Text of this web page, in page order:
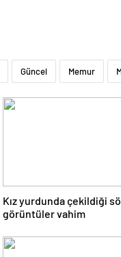
Güncel Memur
Kız yurdunda çekildiği
görüntüler vahim